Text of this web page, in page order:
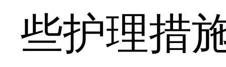
些护理措